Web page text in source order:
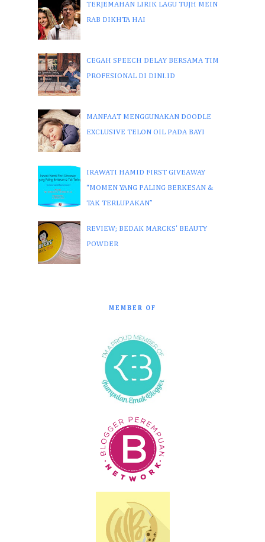
TERJEMAHAN LIRIK LAGU TUJH MEIN
RAB DIKHTA HAI
CEGAH SPEECH DELAY BERSAMA TIM
PROFESIONAL DI DINI.ID
MANFAAT MENGGUNAKAN DOODLE
EXCLUSIVE TELON OIL PADA BAYI
IRAWATI HAMID FIRST GIVEAWAY
“MOMEN YANG PALING BERKESAN &
TAK TERLUPAKAN”
REVIEW; BEDAK MARCKS' BEAUTY
POWDER
MEMBER OF